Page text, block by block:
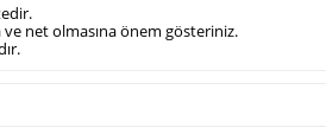
net olmasına önem gösteriniz.